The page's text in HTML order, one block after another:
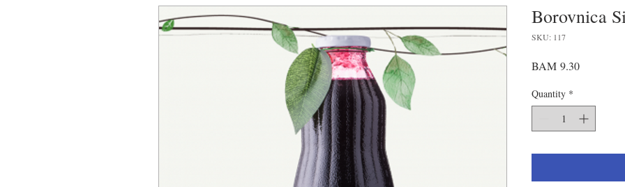
Borovnica
SKU: 117
BAM 9.30Price
Quantity *